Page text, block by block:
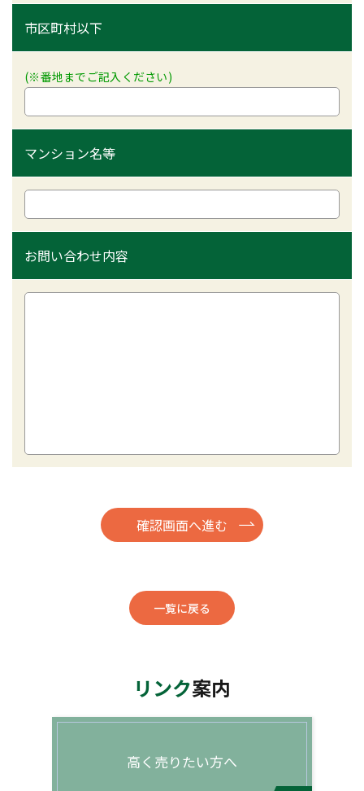
市区町村以下
(※番地までご記入ください)
マンション名等
お問い合わせ内容
一覧に戻る
リンク案内
高く売りたい方へ